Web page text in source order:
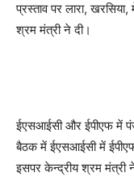
प्रस्ताव पर लारा,
श्रम मंत्री ने दी।
ईएसआईसी और ईपीएफ में
बैठक में ईएसआईसी में
इसपर केन्द्रीय श्रम मंत्री